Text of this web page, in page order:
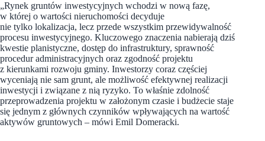
„Rynek gruntów inwestycyjnych wchodzi w nową fazę,
w której o wartości nieruchomości decyduje
nie tylko lokalizacja, lecz przede wszystkim przewidywalność
procesu inwestycyjnego. Kluczowego znaczenia nabierają dziś
kwestie planistyczne, dostęp do infrastruktury, sprawność
procedur administracyjnych oraz zgodność projektu
z kierunkami rozwoju gminy. Inwestorzy coraz częściej
wyceniają nie sam grunt, ale możliwość efektywnej realizacji
inwestycji i związane z nią ryzyko. To właśnie zdolność
przeprowadzenia projektu w założonym czasie i budżecie staje
się jednym z głównych czynników wpływających na wartość
aktywów gruntowych – mówi Emil Domeracki.